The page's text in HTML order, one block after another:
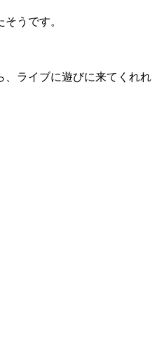
うです。
、ライブに遊びに来てくれれ